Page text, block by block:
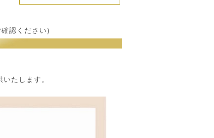
認ください)
たします。